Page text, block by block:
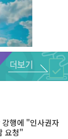
Unmute
행에 "인사권자
요청"